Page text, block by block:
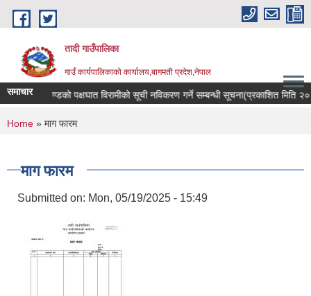
Skip to main content
तादी गाउँपालिका
गाउँ कार्यपालिकाको कार्यालय,बागमती प्रदेश,नेपाल
समाचार
रोगी र मेरुदण्डको पक्षघात विरामीको सूची नविकरण गर्ने सम्बन्धी सूचना(प्रकाशित मिति
You are here
Home » माग फारम
माग फारम
Submitted on: Mon, 05/19/2025 - 15:49